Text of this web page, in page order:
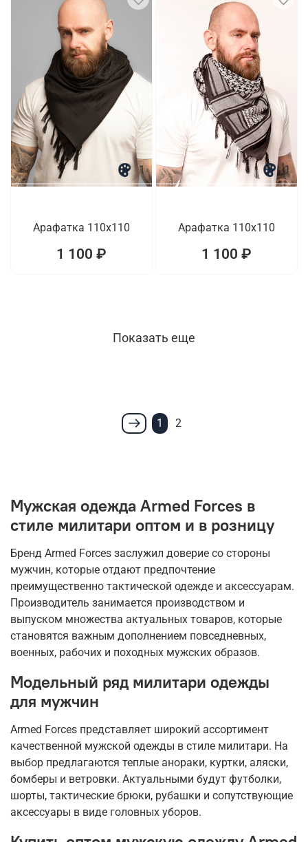
1
Арафатка 110x110
1 100 ₽
1
Арафатка 110x110
1 100 ₽
Показать еще
1 2
Мужская одежда Armed Forces в
стиле милитари оптом и в розницу
Бренд Armed Forces заслужил доверие со стороны
мужчин, которые отдают предпочтение
преимущественно тактической одежде и аксессуарам.
Производитель занимается производством и
выпуском множества актуальных товаров, которые
становятся важным дополнением повседневных,
военных, рабочих и походных мужских образов.
Модельный ряд милитари одежды
для мужчин
Armed Forces представляет широкий ассортимент
качественной мужской одежды в стиле милитари. На
выбор предлагаются теплые анораки, куртки, аляски,
бомберы и ветровки. Актуальными будут футболки,
шорты, тактические брюки, рубашки и сопутствующие
аксессуары в виде головных уборов.